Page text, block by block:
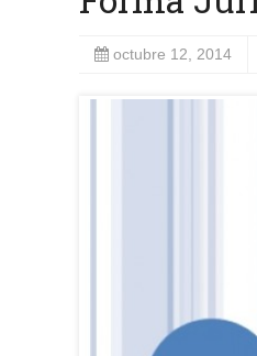
octubre 12, 2014